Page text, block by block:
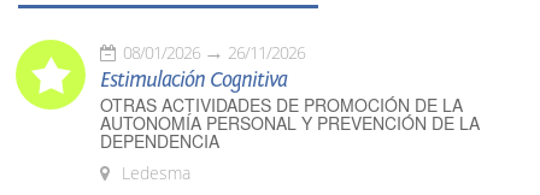
08/01/2026 26/11/2026
Estimulación Cognitiva
OTRAS ACTIVIDADES DE PROMOCIÓN DE LA
AUTONOMÍA PERSONAL Y PREVENCIÓN DE LA
DEPENDENCIA
Ledesma